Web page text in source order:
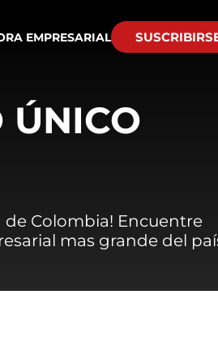
EMPRESARIAL
ÚNICO
de Colombia! Encuentre
mas grande del